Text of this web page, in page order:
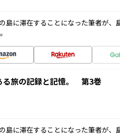
島に滞在することになった筆者が、
旅の記録と記憶。 第3巻
島に滞在することになった筆者が、